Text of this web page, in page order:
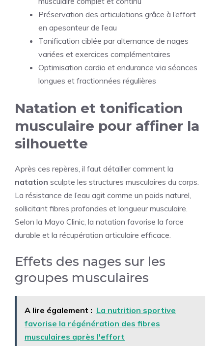
Préservation des articulations grâce à l’effort
en apesanteur de l’eau
Tonification ciblée par alternance de nages
variées et exercices complémentaires
Optimisation cardio et endurance via séances
longues et fractionnées régulières
Natation et tonification
musculaire pour affiner la
silhouette
Après ces repères, il faut détailler comment la
natation sculpte les structures musculaires du corps.
La résistance de l’eau agit comme un poids naturel,
sollicitant fibres profondes et longueur musculaire.
Selon la Mayo Clinic, la natation favorise la force
durable et la récupération articulaire efficace.
Effets des nages sur les
groupes musculaires
A lire également : La nutrition sportive
favorise la régénération des fibres
musculaires après l'effort